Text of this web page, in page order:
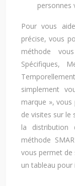
personnes
Pour vous
précise, vous
méthode
Spécifiques,
simplement
marque »,
de visites sur le
la distribution
méthode
vous permet de
un tableau pour